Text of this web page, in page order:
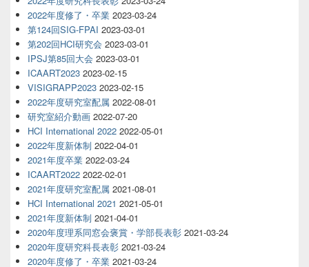
2022年度修了・卒業 2023-03-24
第124回SIG-FPAI 2023-03-01
第202回HCI研究会 2023-03-01
IPSJ第85回大会 2023-03-01
ICAART2023 2023-02-15
VISIGRAPP2023 2023-02-15
2022年度研究室配属 2022-08-01
研究室紹介動画 2022-07-20
HCI International 2022 2022-05-01
2022年度新体制 2022-04-01
2021年度卒業 2022-03-24
ICAART2022 2022-02-01
2021年度研究室配属 2021-08-01
HCI International 2021 2021-05-01
2021年度新体制 2021-04-01
2020年度理系同窓会褒賞・学部長表彰 2021-03-24
2020年度研究科長表彰 2021-03-24
2020年度修了・卒業 2021-03-24